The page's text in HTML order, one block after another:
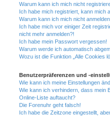
Warum kann ich mich nicht
Ich habe mich registriert, kann mich
Warum kann ich mich nicht
Ich habe mich vor einiger Zeit
nicht mehr anmelden?!
Ich habe mein Passwort vergessen!
Warum werde ich automatisch
Wozu ist die Funktion „Alle Cookies
Benutzerpräferenzen und -
Wie kann ich meine Einstellungen
Wie kann ich verhindern, dass mein
Online-Liste auftaucht?
Die Forenuhr geht falsch!
Ich habe die Zeitzone eingestellt,